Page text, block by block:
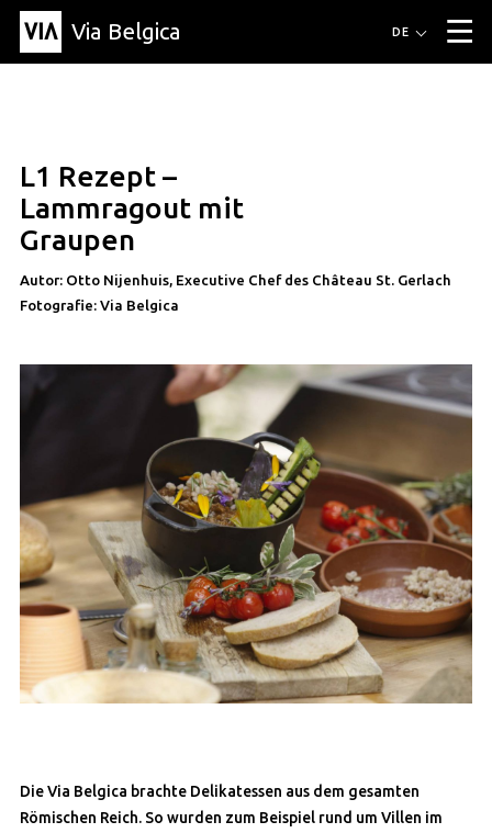
Via Belgica ▼
Über Via Belgica
Kontakt
Presse
Gemeinden
DE
rezept
L1 Rezept –
Lammragout mit
Graupen
Autor: Otto Nijenhuis, Executive Chef des Château St. Gerlach
Fotografie: Via Belgica
Die Via Belgica brachte Delikatessen aus dem gesamten
Römischen Reich. So wurden zum Beispiel rund um Villen im